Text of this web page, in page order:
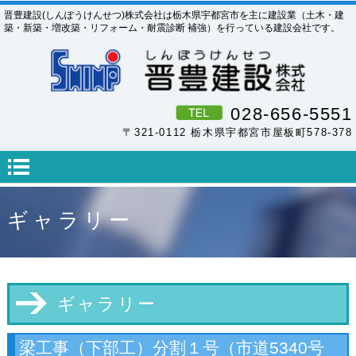
晋豊建設(しんぽうけんせつ)株式会社は栃木県宇都宮市を主に建設業（土木・建
築・新築・増改築・リフォーム・耐震診断 補強）を行っている建設会社です。
028-656-5551
〒321-0112 栃木県宇都宮市屋板町578-378
ギャラリー
ギャラリー
梁工事（下部工）分割１号（市道5340号